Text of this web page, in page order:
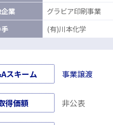
業 グラビア印刷事業
手 (有)川本化学
スキーム 事業譲渡
得価額 非公表